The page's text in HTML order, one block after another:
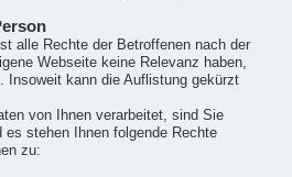
alle Rechte der Betroffenen nach der
Webseite keine Relevanz haben,
Insoweit kann die Auflistung gekürzt
von Ihnen verarbeitet, sind Sie
stehen Ihnen folgende Rechte
zu: